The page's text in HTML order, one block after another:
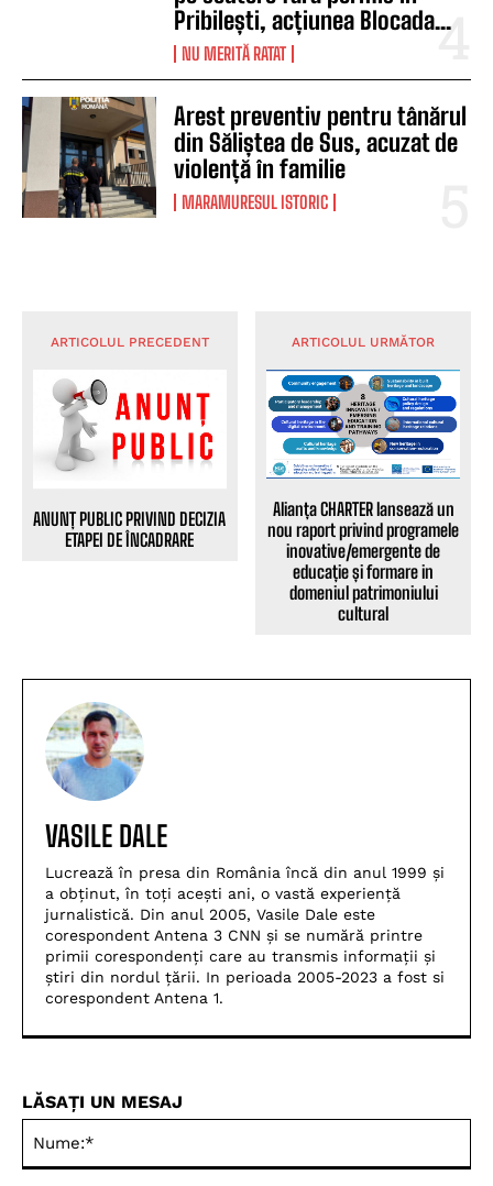
Pribilești, acțiunea Blocada...
NU MERITĂ RATAT
Arest preventiv pentru tânărul
din Săliștea de Sus, acuzat de
violență în familie
MARAMURESUL ISTORIC
ARTICOLUL PRECEDENT
ANUNȚ PUBLIC PRIVIND DECIZIA
ETAPEI DE ÎNCADRARE
ARTICOLUL URMĂTOR
Alianța CHARTER lansează un
nou raport privind programele
inovative/emergente de
educație și formare in
domeniul patrimoniului
cultural
VASILE DALE
Lucrează în presa din România încă din anul 1999 și
a obținut, în toți acești ani, o vastă experiență
jurnalistică. Din anul 2005, Vasile Dale este
corespondent Antena 3 CNN și se numără printre
primii corespondenți care au transmis informații și
știri din nordul țării. In perioada 2005-2023 a fost si
corespondent Antena 1.
LĂSAȚI UN MESAJ